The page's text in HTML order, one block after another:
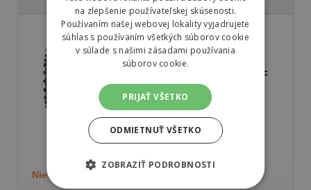
Mitas TERRA FORCE-EF
120/90 -18 65 R Zadné
Nie je skladom
na zlepšenie používateľskej skúsenosti.
Používaním našej webovej lokality vyjadrujete
súhlas s používaním všetkých súborov cookie
v súlade s našimi zásadami používania
súborov cookie.
PRIJAŤ VŠETKO
ODMIETNUŤ VŠETKO
ZOBRAZIŤ PODROBNOSTI